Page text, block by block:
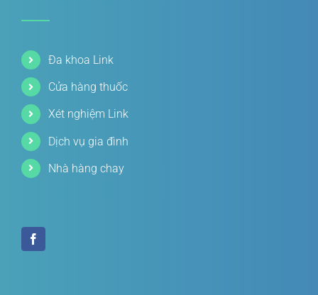
Đa khoa Link
Cửa hàng thuốc
Xét nghiệm Link
Dịch vụ gia đình
Nhà hàng chay